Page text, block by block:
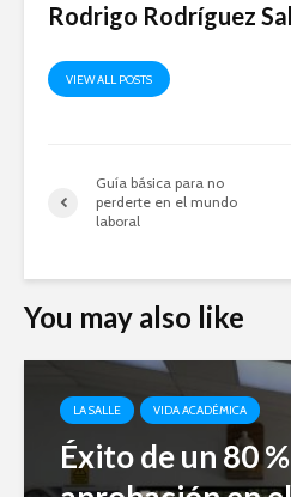
Rodrigo Rodríguez
VIEW ALL POSTS
Guía básica para no
perderte en el mundo
laboral
You may also like
LA SALLE VIDA ACADÉMICA
Éxito de un 80